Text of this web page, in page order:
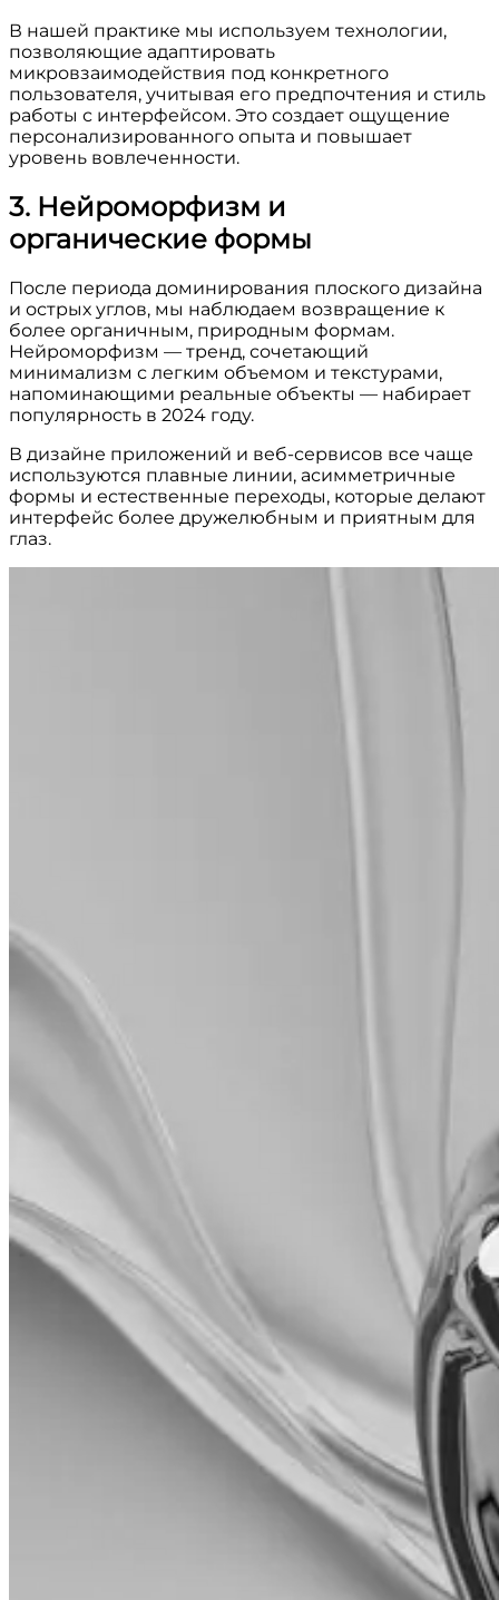
В нашей практике мы используем технологии,
позволяющие адаптировать
микровзаимодействия под конкретного
пользователя, учитывая его предпочтения и стиль
работы с интерфейсом. Это создает ощущение
персонализированного опыта и повышает
уровень вовлеченности.
3. Нейроморфизм и
органические формы
После периода доминирования плоского дизайна
и острых углов, мы наблюдаем возвращение к
более органичным, природным формам.
Нейроморфизм — тренд, сочетающий
минимализм с легким объемом и текстурами,
напоминающими реальные объекты — набирает
популярность в 2024 году.
В дизайне приложений и веб-сервисов все чаще
используются плавные линии, асимметричные
формы и естественные переходы, которые делают
интерфейс более дружелюбным и приятным для
глаз.